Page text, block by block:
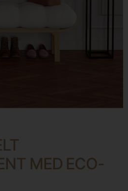
MED ECO-